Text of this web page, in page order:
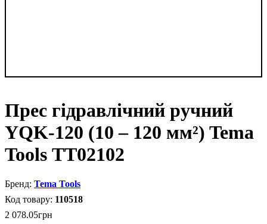
Прес гідравлічний ручний
YQK-120 (10 – 120 мм²) Tema
Tools ТТ02102
Tema Tools
110518
2 078.05грн